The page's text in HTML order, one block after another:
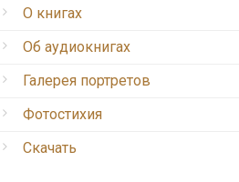
О книгах
Об аудиокнигах
Галерея портретов
Фотостихия
Скачать